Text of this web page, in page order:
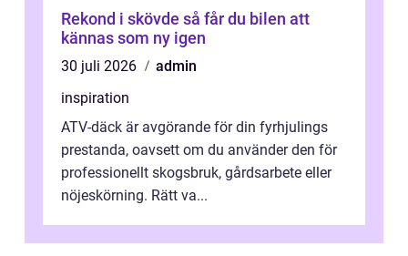
Rekond i skövde så får du bilen att
kännas som ny igen
30 juli 2026
admin
inspiration
ATV-däck är avgörande för din fyrhjulings
prestanda, oavsett om du använder den för
professionellt skogsbruk, gårdsarbete eller
nöjeskörning. Rätt va...